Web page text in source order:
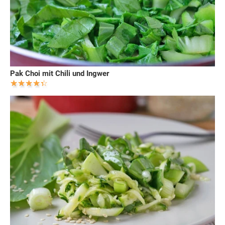
Pak Choi mit Chili und Ingwer